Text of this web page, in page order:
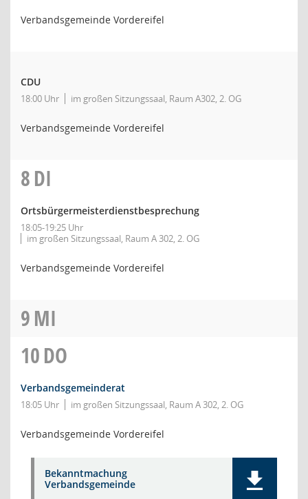
Verbandsgemeinde Vordereifel
CDU
18:00 Uhr im großen Sitzungssaal, Raum A302, 2. OG
Verbandsgemeinde Vordereifel
8DI
Ortsbürgermeisterdienstbesprechung
18:05-19:25 Uhr
im großen Sitzungssaal, Raum A 302, 2. OG
Verbandsgemeinde Vordereifel
9MI
10DO
Verbandsgemeinderat
18:05 Uhr im großen Sitzungssaal, Raum A 302, 2. OG
Verbandsgemeinde Vordereifel
Bekanntmachung
Verbandsgemeinde